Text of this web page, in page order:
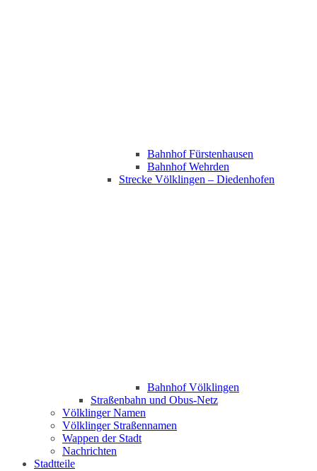
Bahnhof Fürstenhausen
Bahnhof Wehrden
Strecke Völklingen – Diedenhofen
Bahnhof Völklingen
Straßenbahn und Obus-Netz
Völklinger Namen
Völklinger Straßennamen
Wappen der Stadt
Nachrichten
Stadtteile